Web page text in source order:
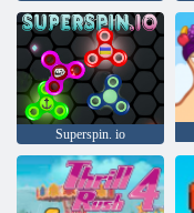
Superspin. io